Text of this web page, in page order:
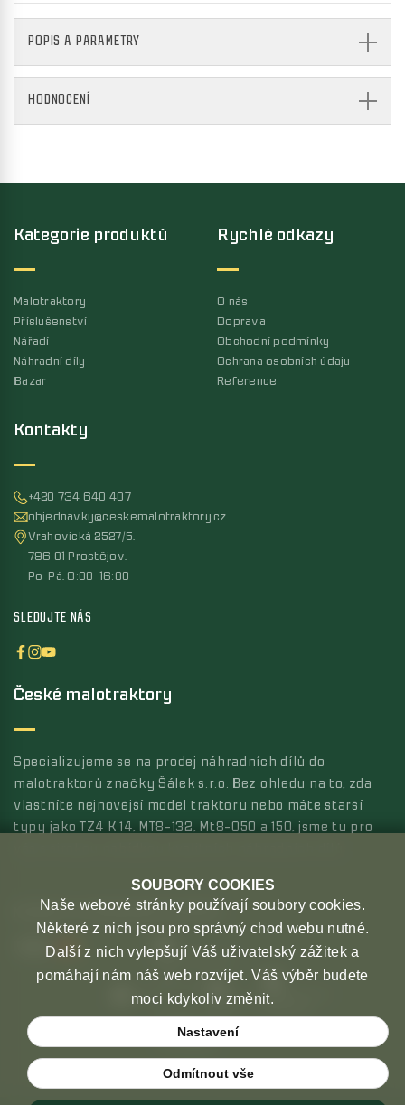
POPIS A PARAMETRY
HODNOCENÍ
Kontakty
+420 734 640 407
objednavky@ceskemalotraktory.cz
Vrahovická 2527/5,
796 01 Prostějov,
Po-Pá, 8:00-16:00
SLEDUJTE NÁS
Kategorie produktů
Malotraktory
Příslušenství
Nářadí
Náhradní díly
Bazar
Rychlé odkazy
O nás
Doprava
Obchodní podmínky
Ochrana osobních údaju
Reference
České malotraktory
Specializujeme se na prodej náhradních dílů do
malotraktorů značky Šálek s.r.o. Bez ohledu na to, zda
vlastníte nejnovější model traktoru nebo máte starší
typy jako TZ4 K 14, MT8-132, Mt8-050 a 150, jsme tu pro
MOŽNOSTI PLATBYMOŽNOSTI DOPRAVY
SOUBORY COOKIES
Naše webové stránky používají soubory cookies.
Některé z nich jsou pro správný chod webu nutné.
Další z nich vylepšují Váš uživatelský zážitek a
pomáhají nám náš web rozvíjet. Váš výběr budete
moci kdykoliv změnit.
Nastavení
Odmítnout vše